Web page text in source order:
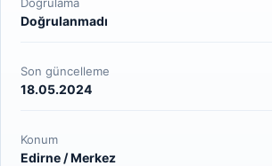
Doğrulanmadı
Son güncelleme
18.05.2024
Konum
Edirne / Merkez